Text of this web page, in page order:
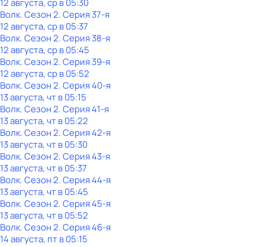
12 августа, ср в 05:30
Волк. Сезон 2. Серия 37-я
12 августа, ср в 05:37
Волк. Сезон 2. Серия 38-я
12 августа, ср в 05:45
Волк. Сезон 2. Серия 39-я
12 августа, ср в 05:52
Волк. Сезон 2. Серия 40-я
13 августа, чт в 05:15
Волк. Сезон 2. Серия 41-я
13 августа, чт в 05:22
Волк. Сезон 2. Серия 42-я
13 августа, чт в 05:30
Волк. Сезон 2. Серия 43-я
13 августа, чт в 05:37
Волк. Сезон 2. Серия 44-я
13 августа, чт в 05:45
Волк. Сезон 2. Серия 45-я
13 августа, чт в 05:52
Волк. Сезон 2. Серия 46-я
14 августа, пт в 05:15